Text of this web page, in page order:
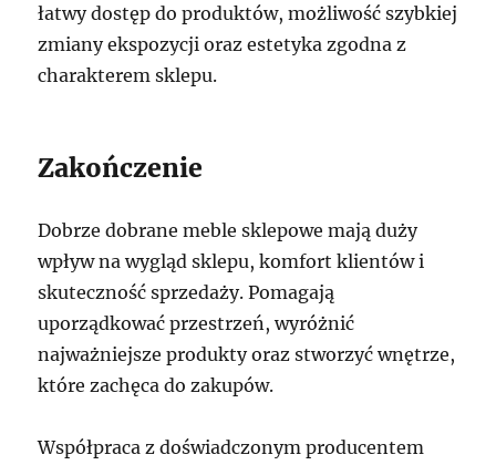
łatwy dostęp do produktów, możliwość szybkiej
zmiany ekspozycji oraz estetyka zgodna z
charakterem sklepu.
Zakończenie
Dobrze dobrane meble sklepowe mają duży
wpływ na wygląd sklepu, komfort klientów i
skuteczność sprzedaży. Pomagają
uporządkować przestrzeń, wyróżnić
najważniejsze produkty oraz stworzyć wnętrze,
które zachęca do zakupów.
Współpraca z doświadczonym producentem